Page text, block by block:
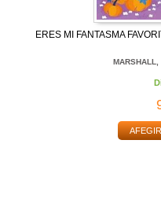
ERES MI FANTASMA
MARSHALL,